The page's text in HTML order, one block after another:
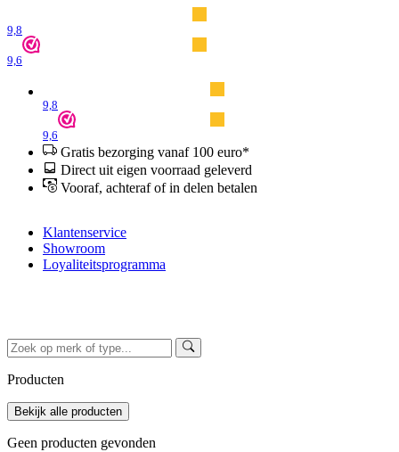
9,8
9,6
9,8
9,6
Gratis bezorging vanaf 100 euro*
Direct uit eigen voorraad geleverd
Vooraf, achteraf of in delen betalen
Klantenservice
Showroom
Loyaliteitsprogramma
Producten
Geen producten gevonden